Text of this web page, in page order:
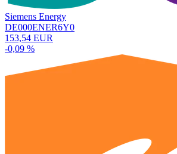
Siemens Energy
DE000ENER6Y0
153,54 EUR
-0,09 %